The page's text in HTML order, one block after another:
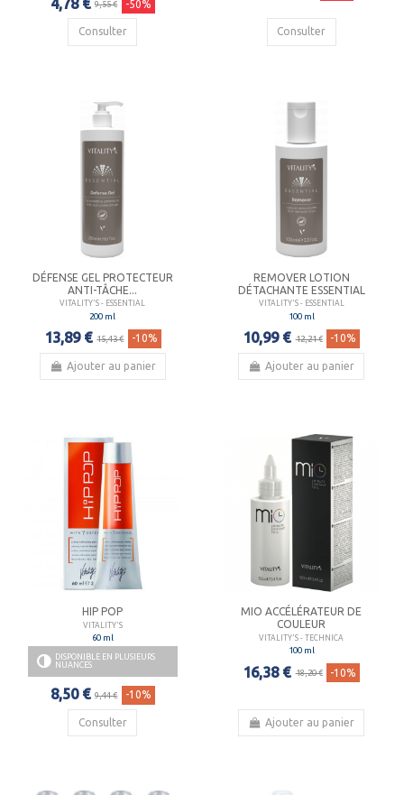
4,78 € 9,55 € -50%
Consulter Consulter
DÉFENSE GEL PROTECTEUR
ANTI-TÂCHE...
VITALITY'S - ESSENTIAL
200 ml
13,89 € 15,43 € -10%
Ajouter au panier
REMOVER LOTION
DÉTACHANTE ESSENTIAL
VITALITY'S - ESSENTIAL
100 ml
10,99 € 12,21 € -10%
Ajouter au panier
HIP POP
VITALITY'S
60 ml
DISPONIBLE EN PLUSIEURS
NUANCES
8,50 € 9,44 € -10%
Consulter
MIO ACCÉLÉRATEUR DE
COULEUR
VITALITY'S - TECHNICA
100 ml
16,38 € 18,20 € -10%
Ajouter au panier